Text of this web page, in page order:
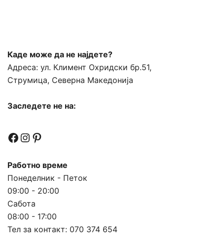
Каде може да не најдете?
Адреса: ул. Климент Охридски бр.51,
Струмица, Северна Македонија
Заследете не на:
Facebook
Instagram
Pinterest
Работно време
Понеделник - Петок
09:00 - 20:00
Сабота
08:00 - 17:00
Тел за контакт: 070 374 654